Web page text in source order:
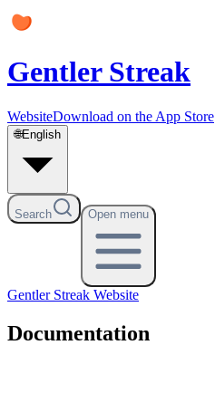
Gentler Streak
WebsiteDownload on the App Store
🌐English
Search Open menu
Gentler Streak Website
Documentation